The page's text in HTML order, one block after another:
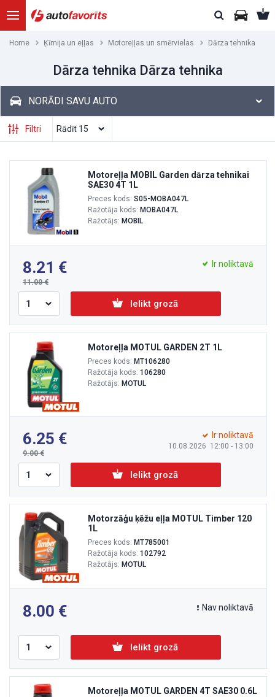
Home Ķīmija un eļļas Motoreļļas un smērvielas Dārza tehnika
Dārza tehnika Dārza tehnika
NORĀDI SAVU AUTO
Filtri
Motoreļļa MOBIL Garden dārza tehnikai
SAE30 4T 1L
Preces kods: S05-MOBA047L
Ražotāja kods: MOBA047L
Ražotājs: MOBIL
8.21
11.00
Ir noliktavā
Ielikt grozā
Motoreļļa MOTUL GARDEN 2T 1L
Preces kods: MT106280
Ražotāja kods: 106280
Ražotājs: MOTUL
6.25
9.00
10.08.2026 12:00 - 13:00
Ir noliktavā
Ielikt grozā
Motorzāģu ķēžu eļļa MOTUL Timber 120
1L
Preces kods: MT785001
Ražotāja kods: 102792
Ražotājs: MOTUL
8.00 Nav noliktavā
Ielikt grozā
Motoreļļa MOTUL GARDEN 4T SAE30 0.6L